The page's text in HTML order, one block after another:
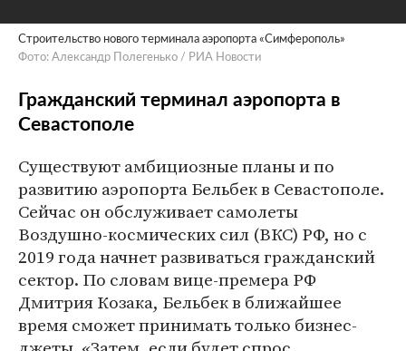
Строительство нового терминала аэропорта «Симферополь»
Фото: Александр Полегенько / РИА Новости
Гражданский терминал аэропорта в
Севастополе
Существуют амбициозные планы и по
развитию аэропорта Бельбек в Севастополе.
Сейчас он обслуживает самолеты
Воздушно-космических сил (ВКС) РФ, но с
2019 года начнет развиваться гражданский
сектор. По словам вице-премера РФ
Дмитрия Козака, Бельбек в ближайшее
время сможет принимать только бизнес-